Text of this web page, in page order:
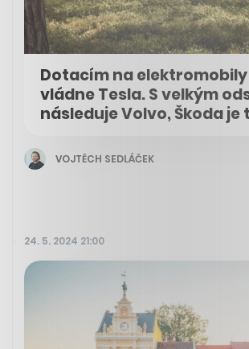
Dotacím na elektromobily
vládne Tesla. S velkým
následuje Volvo, Škoda je
VOJTĚCH SEDLÁČEK
24. 5. 2024 21:00